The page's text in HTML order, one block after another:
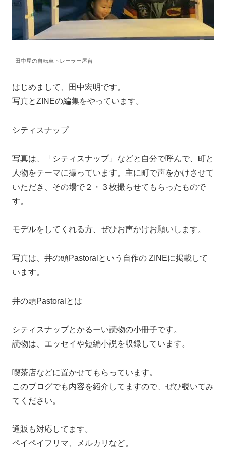
田中屋の自転車トレーラー屋台
はじめまして、田中宏明です。
写真とZINEの編集をやっています。
シティスナップ
写真は、「シティスナップ」などと自分で呼んで、町と
人物をテーマに撮っています。主に町で声をかけさせて
いただき、その場で２・３枚撮らせてもらったもので
す。
モデルをしてくれる方、ぜひお声かけお願いします。
写真は、井の頭Pastoralという自作の ZINEに掲載して
います。
井の頭Pastoralとは
シティスナップとかるーい読物の小冊子です。
読物は、エッセイや短編小説を収録しています。
喫茶店などに置かせてもらっています。
このブログでも内容を紹介してますので、ぜひ覗いてみ
てください。
通販も対応してます。
ペイペイフリマ、メルカリなど。